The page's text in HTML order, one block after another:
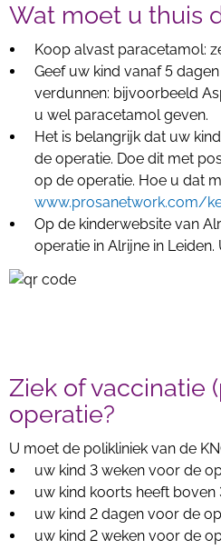
Wat moet u thuis
Koop alvast paracetamol:
Geef uw kind vanaf 5
verdunnen: bijvoorbeeld
u wel paracetamol geven.
Het is belangrijk dat uw
de operatie. Doe dit met
op de operatie. Hoe u dat
www.prosanetwork.com/
Op de kinderwebsite van
operatie in Alrijne in
Ziek of vaccinatie
operatie?
U moet de polikliniek van de
uw kind 3 weken voor de
uw kind koorts heeft boven
uw kind 2 dagen voor de
uw kind 2 weken voor de